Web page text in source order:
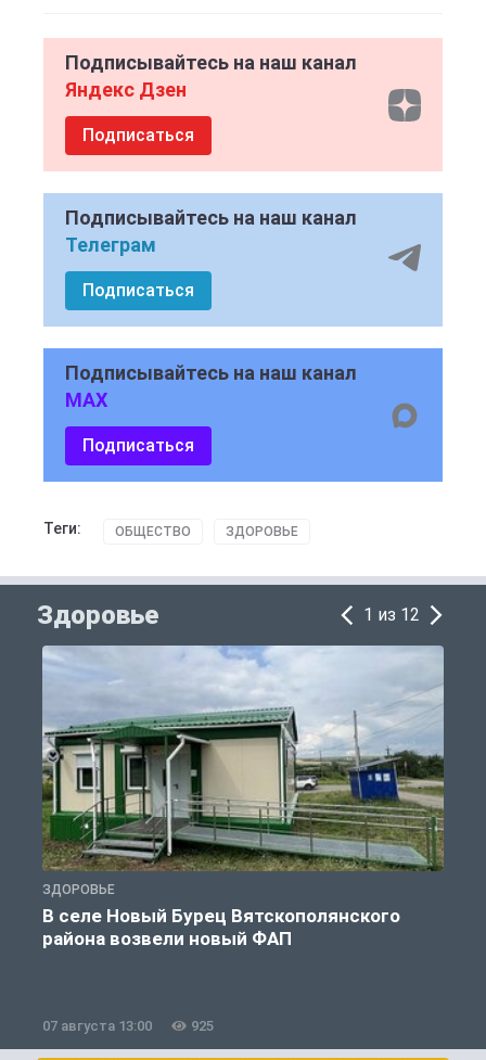
Подписывайтесь на наш канал
Яндекс Дзен
Подписаться
Подписывайтесь на наш канал
Телеграм
Подписаться
Подписывайтесь на наш канал
MAX
Подписаться
Теги: ОБЩЕСТВО ЗДОРОВЬЕ
Здоровье 1 из 12
ЗДОРОВЬЕ
В селе Новый Бурец Вятскополянского
района возвели новый ФАП
07 августа 13:00 925